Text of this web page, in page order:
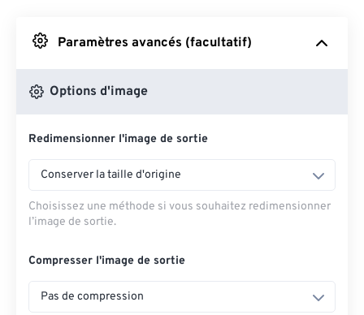
Depuis Google Drive
Depuis OneDrive
Depuis l'URL
Paramètres avancés (facultatif)
Options d'image
Redimensionner l'image de sortie
Conserver la taille d'origine
Choisissez une méthode si vous souhaitez redimensionner
l’image de sortie.
Compresser l'image de sortie
Pas de compression